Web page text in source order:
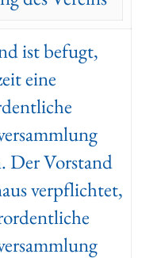
ist befugt,
eine
Der Vorstand
verpflichtet,